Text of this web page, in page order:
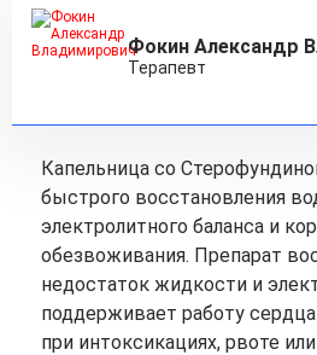
Фокин Александр
Терапевт
Капельница со
быстрого восстановления
электролитного баланса и
обезвоживания. Препарат
недостаток жидкости и
поддерживает работу
при интоксикациях, рвоте